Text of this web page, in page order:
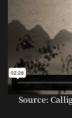
Source: